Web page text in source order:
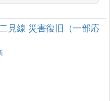
見線 災害復旧（一部応